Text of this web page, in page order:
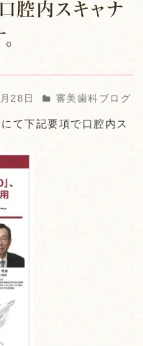
腔内スキャナ
28日 審美歯科ブログ
て下記要項で口腔内ス
i
i
o